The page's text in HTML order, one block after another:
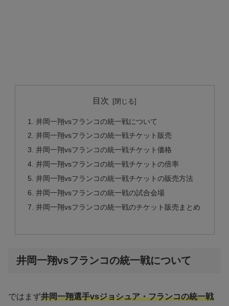
目次
井岡一翔vsフランコの統一戦について
井岡一翔vsフランコの統一戦チケット販売
井岡一翔vsフランコの統一戦チケット価格
井岡一翔vsフランコの統一戦チケットの倍率
井岡一翔vsフランコの統一戦チケットの販売方法
井岡一翔vsフランコの統一戦の試合会場
井岡一翔vsフランコの統一戦のチケット販売まとめ
井岡一翔vsフランコの統一戦について
ではまず井岡一翔選手vsジョシュア・フランコの統一戦